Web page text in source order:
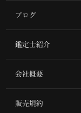
ブログ
鑑定士紹介
会社概要
販売規約